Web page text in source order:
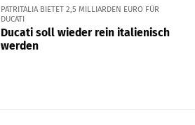
PATRITALIA BIETET 2,5 MILLIARDEN EURO FÜR
DUCATI
Ducati soll wieder rein italienisch
werden